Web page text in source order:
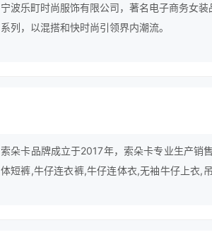
宁波乐町时尚服饰有限公司，著名电子商务女
系列，以混搭和快时尚引领界内潮流。
索朵卡品牌成立于2017年，索朵卡专业生产销
体短裤,牛仔连衣裤,牛仔连体衣,无袖牛仔上衣,